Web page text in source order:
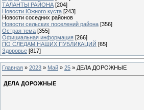
ТАЛАНТЫ РАЙОНА [204]
Новости Южного куста [243]
Новости соседних районов
Новости сельских поселений района [356]
Острая тема [355]
Официальная информация [266]
ПО СЛЕДАМ НАШИХ ПУБЛИКАЦИЙ [65]
Здоровье [817]
Главная » 2023 » Май » 25 » ДЕЛА ДОРОЖНЫЕ
ДЕЛА ДОРОЖНЫЕ